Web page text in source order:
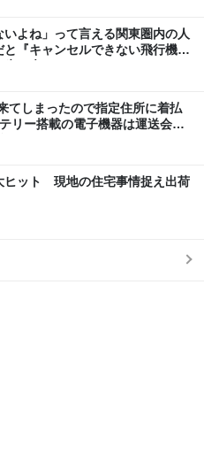
よね」って言える関東圏内の人
『キャンセルできない飛行機代
に来る
てしまったので指定住所に着払
リー搭載の電子機器は運送会社
がきた
ヒット 現地の住宅事情捉え出荷